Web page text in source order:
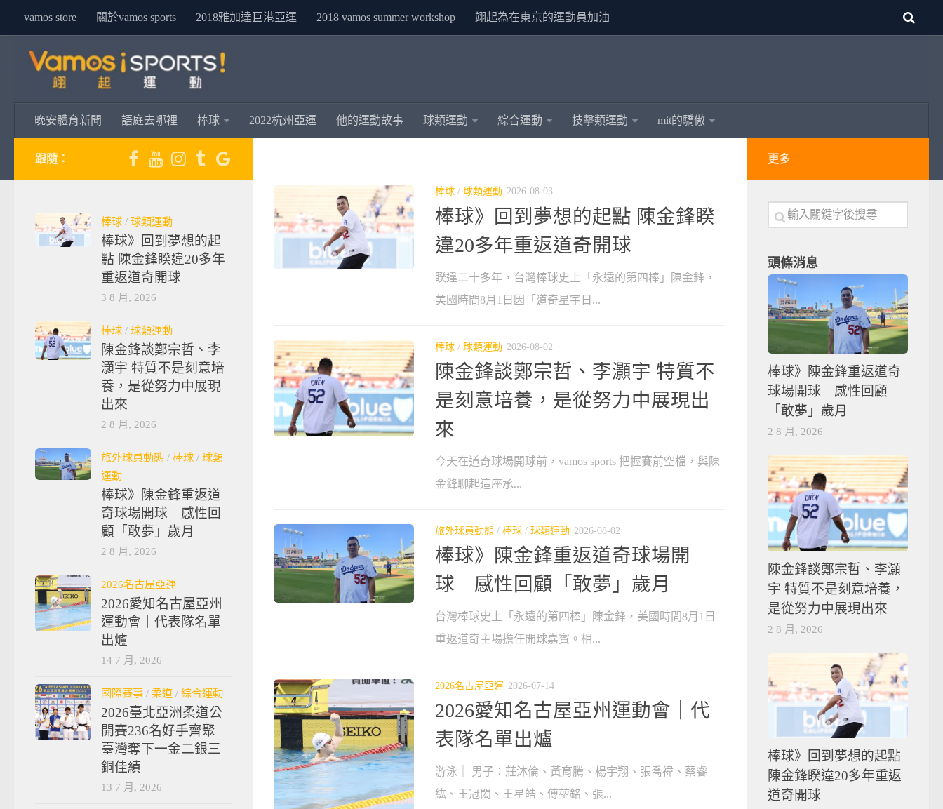
vamos store 關於vamos sports 2018雅加達巨港亞運 2018 vamos summer workshop 翊起為在東京的運動員加油
晚安體育新聞 語庭去哪裡 棒球 2022杭州亞運 他的運動故事 球類運動 綜合運動 技擊類運動 mit的驕傲
棒球 / 球類運動 2026-08-03
棒球》回到夢想的起點 陳金鋒睽
違20多年重返道奇開球
睽違二十多年，台灣棒球史上「永遠的第四棒」陳金鋒，
美國時間8月1日因「道奇星宇日...
棒球 / 球類運動 2026-08-02
陳金鋒談鄭宗哲、李灝宇 特質不
是刻意培養，是從努力中展現出
來
今天在道奇球場開球前，vamos sports 把握賽前空檔，與陳
金鋒聊起這座承...
旅外球員動態 / 棒球 / 球類運動 2026-08-02
棒球》陳金鋒重返道奇球場開
球 感性回顧「敢夢」歲月
台灣棒球史上「永遠的第四棒」陳金鋒，美國時間8月1日
重返道奇主場擔任開球嘉賓。相...
2026名古屋亞運 2026-07-14
2026愛知名古屋亞州運動會｜代
表隊名單出爐
游泳｜ 男子：莊沐倫、黃育騰、楊宇翔、張喬禕、蔡睿
紘、王冠閎、王星皓、傅堃銘、張...
跟隨：
棒球 / 球類運動
棒球》回到夢想的起
點 陳金鋒睽違20多年
重返道奇開球
3 8 月, 2026
棒球 / 球類運動
陳金鋒談鄭宗哲、李
灝宇 特質不是刻意培
養，是從努力中展現
出來
2 8 月, 2026
旅外球員動態 / 棒球 / 球類
運動
棒球》陳金鋒重返道
奇球場開球 感性回
顧「敢夢」歲月
2 8 月, 2026
2026名古屋亞運
2026愛知名古屋亞州
運動會｜代表隊名單
出爐
14 7 月, 2026
國際賽事 / 柔道 / 綜合運動
2026臺北亞洲柔道公
開賽236名好手齊聚
臺灣奪下一金二銀三
銅佳績
13 7 月, 2026
更多
頭條消息
棒球》陳金鋒重返道奇
球場開球 感性回顧
「敢夢」歲月
2 8 月, 2026
陳金鋒談鄭宗哲、李灝
宇 特質不是刻意培養，
是從努力中展現出來
2 8 月, 2026
棒球》回到夢想的起點
陳金鋒睽違20多年重返
道奇開球